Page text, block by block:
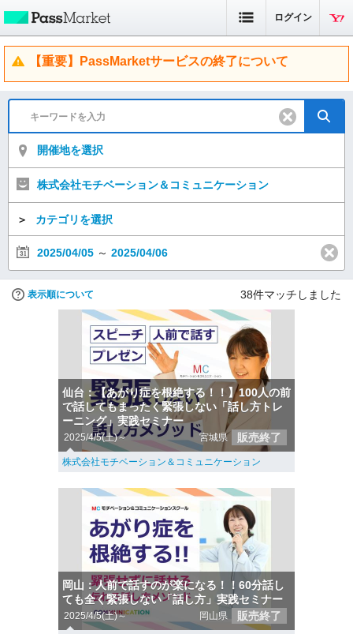
ログイン
【重要】PassMarketサービスの終了について
開催地を選択
株式会社モチベーション＆コミュニケーション
＞ カテゴリを選択
2025/04/05 ～ 2025/04/06
表示順について 38件マッチしました
仙台：【あがり症を根絶する！！】100人の前
で話してもまったく緊張しない「話し方トレ
ーニング」実践セミナー
2025/4/5(土)～ 宮城県 販売終了
株式会社モチベーション＆コミュニケーション
岡山：人前で話すのが楽になる！！60分話し
ても全く緊張しない「話し方」実践セミナー
2025/4/5(土)～ 岡山県 販売終了